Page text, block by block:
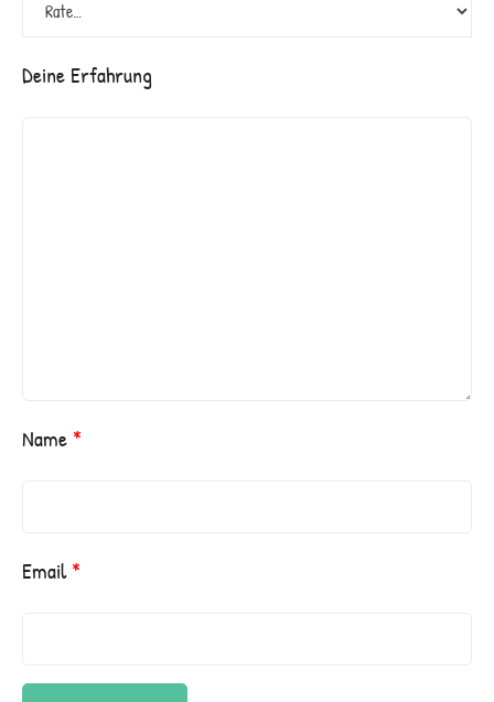
Deine Erfahrung
Name *
Email*